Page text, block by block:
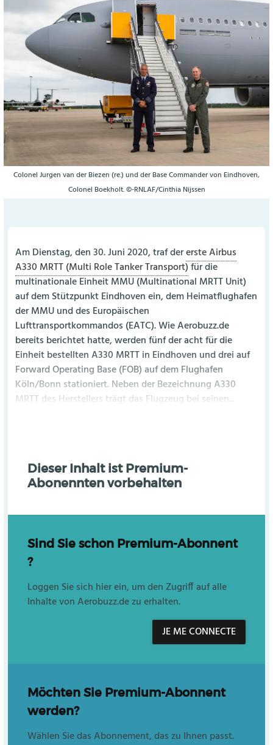
Colonel Jurgen van der Biezen (re.) und der Base Commander von Eindhoven,
Colonel Boekholt. ©-RNLAF/Cinthia Nijssen
Am Dienstag, den 30. Juni 2020, traf dererste Airbus
A330 MRTT (Multi Role Tanker Transport) für die
multinationale Einheit MMU (Multinational MRTT Unit)
auf dem Stützpunkt Eindhoven ein, dem Heimatflughafen
der MMU und des Europäischen
Lufttransportkommandos (EATC). Wie Aerobuzz.de
bereits berichtet hatte, werden fünf der acht für die
Einheit bestellten A330 MRTT in Eindhoven und drei auf
Forward Operating Base (FOB) auf dem Flughafen
Köln/Bonn stationiert. Neben der Bezeichnung A330
MRTT des Herstellers trägt das Flugzeug bei seinen...
Dieser Inhalt ist Premium-
Abonennten vorbehalten
Sind Sie schon Premium-Abonnent
?
Loggen Sie sich hier ein, um den Zugriff auf alle
Inhalte von Aerobuzz.de zu erhalten.
JE ME CONNECTE
Möchten Sie Premium-Abonnent
werden?
Wählen Sie das Abonnement, das zu Ihnen passt.